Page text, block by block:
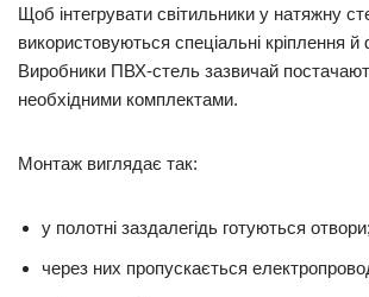
Щоб інтегрувати світильники у натяжну
використовуються спеціальні кріплення й
Виробники ПВХ-стель зазвичай
необхідними комплектами.
Монтаж виглядає так:
у полотні заздалегідь готуються отвори;
через них пропускається